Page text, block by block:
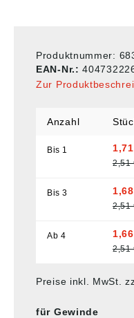
Produktnummer:
EAN-Nr.:
Zur
Anzahl
Bis 1
2,51
Bis3
2,51
Ab 4
2,51
Preise inkl. MwSt.
für Gewinde